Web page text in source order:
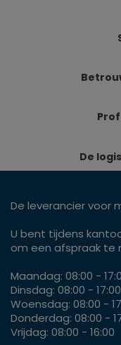
De
De leverancier voor
U bent tijdens
om een afspraak te
Maandag: 08:00 -
Dinsdag: 08:00 - 17:00
Woensdag: 08:00 -
Donderdag: 08:00 -
Vrijdag: 08:00 - 16:00